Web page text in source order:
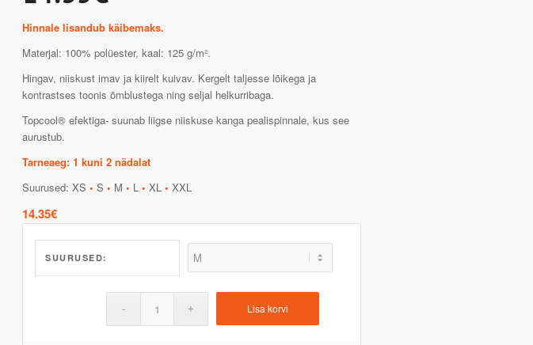
Hinnale lisandub käibemaks.
Materjal: 100% polüester, kaal: 125 g/m².
Hingav, niiskust imav ja kiirelt kuivav. Kergelt taljesse lõikega ja
kontrastses toonis õmblustega ning seljal helkurribaga.
Topcool® efektiga- suunab liigse niiskuse kanga pealispinnale, kus see
aurustub.
Tarneaeg: 1 kuni 2 nädalat
Suurused: XS• S• M• L• XL• XXL
14.35€
SUURUSED:
Lisa korvi